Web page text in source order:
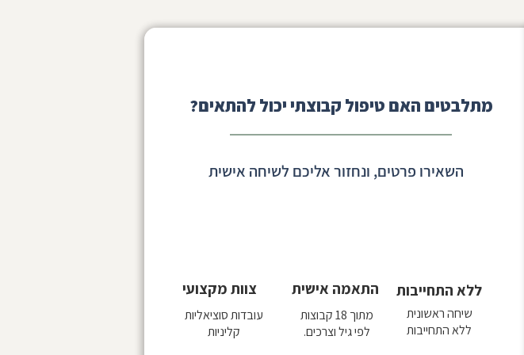
ילדים מופנמים - העולם זקוק לכם
מתלבטים האם טיפול קבוצתי יכול להתאים?
השאירו פרטים, ונחזור אליכם לשיחה אישית
צוות מקצועי התאמה אישית ללא התחייבות
עובדות סוציאליות
קליניות
מתוך 18 קבוצות
לפי גיל וצרכים.
שיחה ראשונית
ללא התחייבות